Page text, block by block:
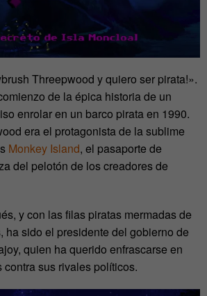
Threepwood y quiero ser pirata!».
de la épica historia de un
enrolar en un barco pirata en 1990.
era el protagonista de la sublime
Monkey Island, el pasaporte de
del pelotón de los creadores de
y con las filas piratas mermadas de
ha sido el presidente del gobierno de
quien ha querido enfrascarse en
sus rivales políticos.